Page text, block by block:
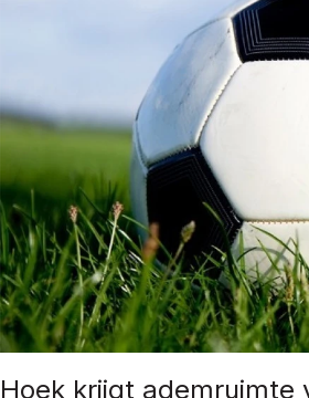
Hoek krijgt ademruimte